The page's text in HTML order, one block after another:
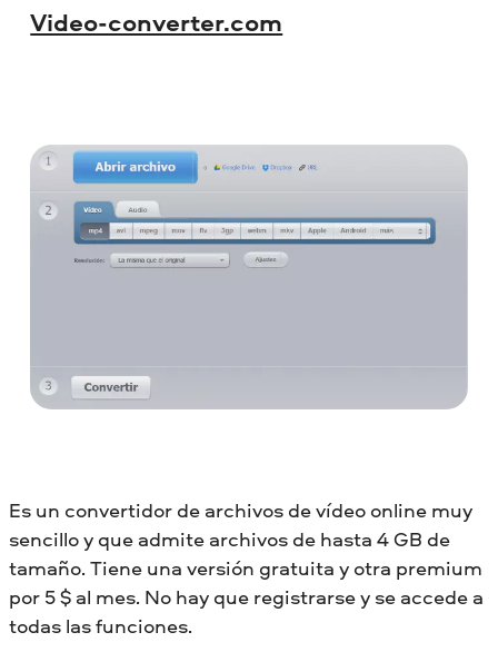
Video-converter.com
Es un convertidor de archivos de vídeo online muy
sencillo y que admite archivos de hasta 4 GB de
tamaño. Tiene una versión gratuita y otra premium
por 5 $ al mes. No hay que registrarse y se accede a
todas las funciones.